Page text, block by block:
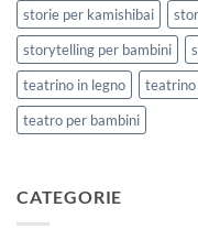
storie per kamishibai
storytelling per bambini
teatrino in legno
teatrino
teatro per bambini
CATEGORIE